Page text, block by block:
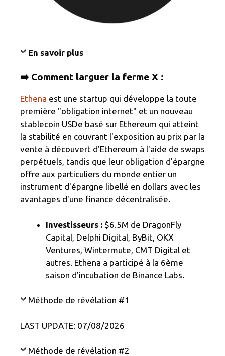
En savoir plus
➡️ Comment larguer la ferme X :
Ethena est une startup qui développe la toute
première "obligation internet" et un nouveau
stablecoin USDe basé sur Ethereum qui atteint
la stabilité en couvrant l'exposition au prix par la
vente à découvert d'Ethereum à l'aide de swaps
perpétuels, tandis que leur obligation d'épargne
offre aux particuliers du monde entier un
instrument d'épargne libellé en dollars avec les
avantages d'une finance décentralisée.
Investisseurs : $6.5M de DragonFly
Capital, Delphi Digital, ByBit, OKX
Ventures, Wintermute, CMT Digital et
autres. Ethena a participé à la 6ème
saison d'incubation de Binance Labs.
Méthode de révélation #1
LAST UPDATE: 07/08/2026
Méthode de révélation #2